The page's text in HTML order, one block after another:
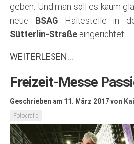
geben. Und man soll es kaum
neue BSAG Haltestelle in
Sütterlin-Straße eingerichtet.
WEITERLESEN…
Freizeit-Messe
Geschrieben am 11. März 2017von Kai
Fotografie